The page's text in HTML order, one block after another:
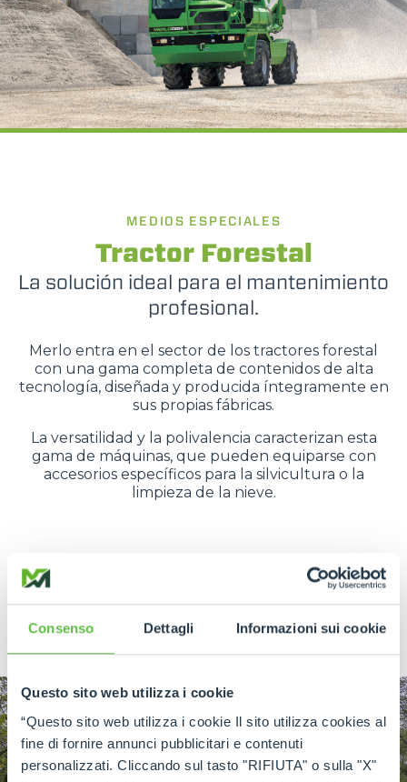
Consenso Dettagli Informazioni sui cookie
Questo sito web utilizza i cookie
“Questo sito web utilizza i cookie Il sito utilizza cookies al
fine di fornire annunci pubblicitari e contenuti
personalizzati. Cliccando sul tasto "RIFIUTA" o sulla "X"
MEDIOS ESPECIALES
Tractor Forestal
La solución ideal para el mantenimiento
profesional.
Merlo entra en el sector de los tractores forestal
con una gama completa de contenidos de alta
tecnología, diseñada y producida íntegramente en
sus propias fábricas.
La versatilidad y la polivalencia caracterizan esta
gama de máquinas, que pueden equiparse con
accesorios específicos para la silvicultura o la
limpieza de la nieve.